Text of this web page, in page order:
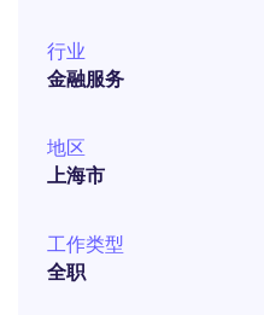
行业
金融服务
地区
上海市
工作类型
全职